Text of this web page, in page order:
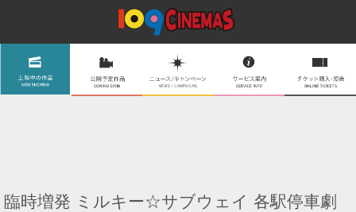
臨時増発 ミルキー☆サブウェイ 各駅停車劇